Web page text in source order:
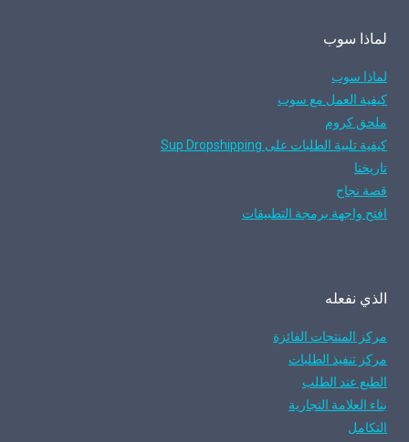
لماذا سوب
لماذا سوب
كيفية العمل مع سوب
ملحق كروم
كيفية تلبية الطلبات على Sup Dropshipping
تاريخنا
قصة نجاح
افتح واجهة برمجة التطبيقات
الذي نفعله
مركز المنتجات الفائزة
مركز تنفيذ الطلبات
الطبع عند الطلب
بناء العلامة التجارية
التكامل